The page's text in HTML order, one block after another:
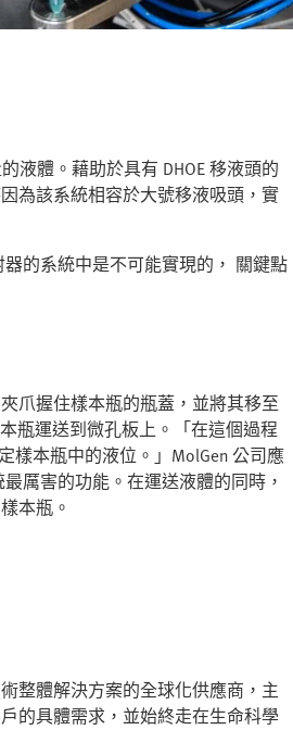
液體。藉助於具有 DHOE 移液頭的
為該系統相容於大號移液吸頭，實
的系統中是不可能實現的， 關鍵點
爪握住樣本瓶的瓶蓋，並將其移至
瓶運送到微孔板上。「在這個過程
樣本瓶中的液位。」MolGen 公司應
厲害的功能。在運送液體的同時，
本瓶。
整體解決方案的全球化供應商，主
的具體需求，並始終走在生命科學